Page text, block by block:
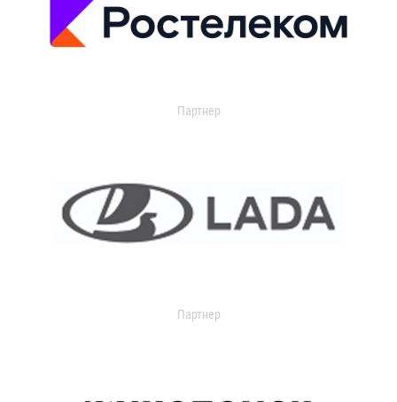
Партнер
Партнер